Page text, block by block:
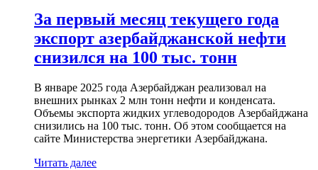
За первый месяц текущего года
экспорт азербайджанской нефти
снизился на 100 тыс. тонн
В январе 2025 года Азербайджан реализовал на
внешних рынках 2 млн тонн нефти и конденсата.
Объемы экспорта жидких углеводородов Азербайджана
снизились на 100 тыс. тонн. Об этом сообщается на
сайте Министерства энергетики Азербайджана.
Читать далее